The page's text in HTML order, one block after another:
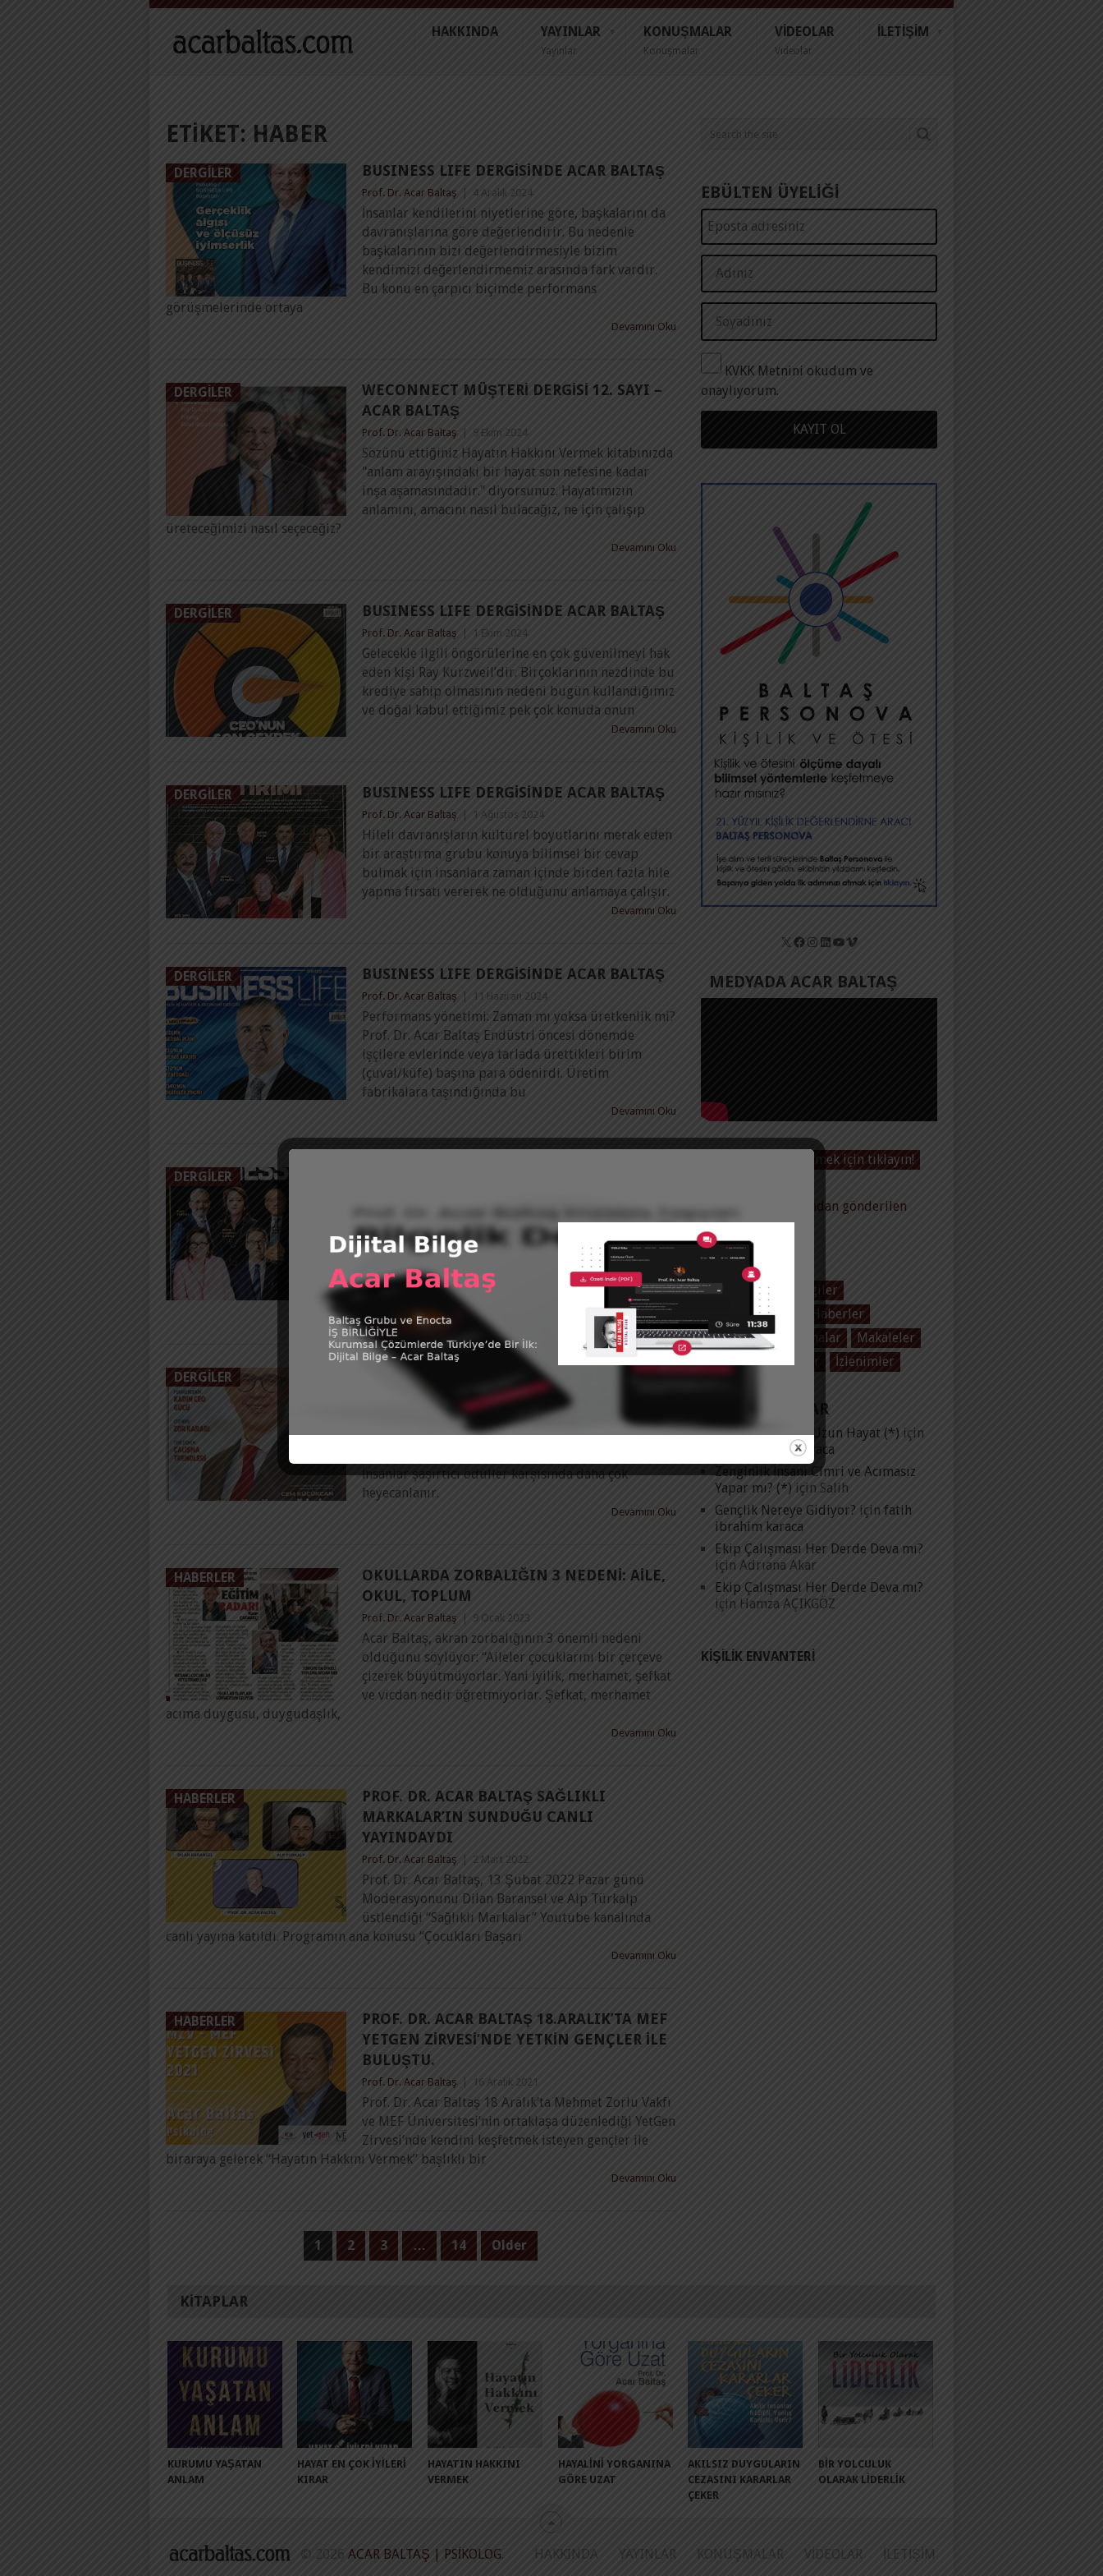
HAKKINDA YAYINLAR
Yayınlar
KONUŞMALAR
Konuşmalar
VIDEOLAR
Videolar
İLETIŞIM
ETIKET: HABER
DERGILER BUSINESS LIFE DERGİSİNDE ACAR BALTAŞ
Prof. Dr. Acar Baltaş 4 Aralık 2024
İnsanlar kendilerini niyetlerine göre, başkalarını da
davranışlarına göre değerlendirir. Bu nedenle
başkalarının bizi değerlendirmesiyle bizim
kendimizi değerlendirmemiz arasında fark vardır.
Bu konu en çarpıcı biçimde performans
görüşmelerinde ortaya
Devamını Oku
DERGILER
WECONNECT MÜŞTERI DERGISI 12. SAYI –
ACAR BALTAŞ
Prof. Dr. Acar Baltaş 9 Ekim 2024
Sözünü ettiğiniz Hayatın Hakkını Vermek kitabınızda
"anlam arayışındaki bir hayat son nefesine kadar
inşa aşamasındadır." diyorsunuz. Hayatımızın
anlamını, amacını nasıl bulacağız, ne için çalışıp
üreteceğimizi nasıl seçeceğiz?
Devamını Oku
DERGILER BUSINESS LIFE DERGİSİNDE ACAR BALTAŞ
Prof. Dr. Acar Baltaş 1 Ekim 2024
Gelecekle ilgili öngörülerine en çok güvenilmeyi hak
eden kişi Ray Kurzweil’dir. Birçoklarının nezdinde bu
krediye sahip olmasının nedeni bugün kullandığımız
ve doğal kabul ettiğimiz pek çok konuda onun
Devamını Oku
DERGILER BUSINESS LIFE DERGİSİNDE ACAR BALTAŞ
Prof. Dr. Acar Baltaş 1 Ağustos 2024
Hileli davranışların kültürel boyutlarını merak eden
bir araştırma grubu konuya bilimsel bir cevap
bulmak için insanlara zaman içinde birden fazla hile
yapma fırsatı vererek ne olduğunu anlamaya çalışır.
Devamını Oku
DERGILER BUSINESS LIFE DERGİSİNDE ACAR BALTAŞ
Prof. Dr. Acar Baltaş 11 Haziran 2024
Performans yönetimi: Zaman mı yoksa üretkenlik mi?
Prof. Dr. Acar Baltaş Endüstri öncesi dönemde
işçilere evlerinde veya tarlada ürettikleri birim
(çuval/küfe) başına para ödenirdi. Üretim
fabrikalara taşındığında bu
Devamını Oku
DERGILER
Ödömonizm üzerine bir inceleme* Prof. Dr. Acar
Baltaş İyilik haliyle ilgili, özellikle Keyes’in
çalışmalarında vurguladığı üzere, iki temel anlayış
öne çıkar. Modeller
Devamını Oku
DERGILER BUSINESS LIFE DERGİSİNDE ACAR BALTAŞ
Prof. Dr. Acar Baltaş 30 Nisan 2024
BEYNİN KUSURLU OYUNU VE TESADÜFİ ZAFERLER
Prof. Dr. Acar Baltaş İnsan beyninde kumarhanelerin
İnsanlar şaşırtıcı ödüller karşısında daha çok
heyecanlanır.
Devamını Oku
HABERLER
OKULLARDA ZORBALIĞIN 3 NEDENI: AILE,
OKUL, TOPLUM
Prof. Dr. Acar Baltaş 9 Ocak 2023
Acar Baltaş, akran zorbalığının 3 önemli nedeni
olduğunu söylüyor: “Aileler çocuklarını bir çerçeve
çizerek büyütmüyorlar. Yani iyilik, merhamet, şefkat
ve vicdan nedir öğretmiyorlar. Şefkat, merhamet
acıma duygusu, duygudaşlık,
Devamını Oku
HABERLER
PROF. DR. ACAR BALTAŞ SAĞLIKLI
MARKALAR’IN SUNDUĞU CANLI
YAYINDAYDI
Prof. Dr. Acar Baltaş 2 Mart 2022
Prof. Dr. Acar Baltaş, 13 Şubat 2022 Pazar günü
Moderasyonunu Dilan Baransel ve Alp Türkalp
üstlendiği “Sağlıklı Markalar” Youtube kanalında
canlı yayına katıldı. Programın ana konusu “Çocukları Başarı
Devamını Oku
HABERLER
PROF. DR. ACAR BALTAŞ 18.ARALIK’TA MEF
YETGEN ZIRVESI’NDE YETKIN GENÇLER ILE
BULUŞTU.
Prof. Dr. Acar Baltaş 16 Aralık 2021
Prof. Dr. Acar Baltaş 18 Aralık’ta Mehmet Zorlu Vakfı
ve MEF Üniversitesi’nin ortaklaşa düzenlediği YetGen
Zirvesi’nde kendini keşfetmek isteyen gençler ile
biraraya gelerek “Hayatın Hakkını Vermek” başlıklı bir
Devamını Oku
1 2 3 … 14 Older
EBÜLTEN ÜYELİĞİ
KVKK Metnini okudum ve
onaylıyorum.
X Facebook
Instagram
LinkedIn
YouTube
Vimeo
MEDYADA ACAR BALTAŞ
Tüm Videoları görmek için tıklayın!
@acarbaltas tarafından gönderilen
tweetler
KATEGORILER
Acar Baltaş
Dergiler
Futbol Üzerine
Haberler
Kitaplar
Konuşmalar
Makaleler
Yayınlar İzlenimler
SON YORUMLAR
Mutlu Evlilik ve Uzun Hayat (*) için
fatih ibrahim karaca
Zenginlik İnsanı Cimri ve Acımasız
Yapar mı? (*) için Salih
Gençlik Nereye Gidiyor? içinfatih
ibrahim karaca
Ekip Çalışması Her Derde Deva mı?
için Adrıana Akar
Ekip Çalışması Her Derde Deva mı?
için Hamza AÇIKGÖZ
KIŞILIK ENVANTERI
KITAPLAR
KURUMU YAŞATAN
ANLAM
HAYAT EN ÇOK İYILERI
KIRAR
HAYATIN HAKKINI
VERMEK
HAYALINI YORGANINA
GÖRE UZAT
AKILSIZ DUYGULARIN
CEZASINI KARARLAR
ÇEKER
BIR YOLCULUK
OLARAK LIDERLIK
© 2026 ACAR BALTAŞ | PSIKOLOG. HAKKINDA YAYINLAR KONUŞMALAR VIDEOLAR İLETIŞIM